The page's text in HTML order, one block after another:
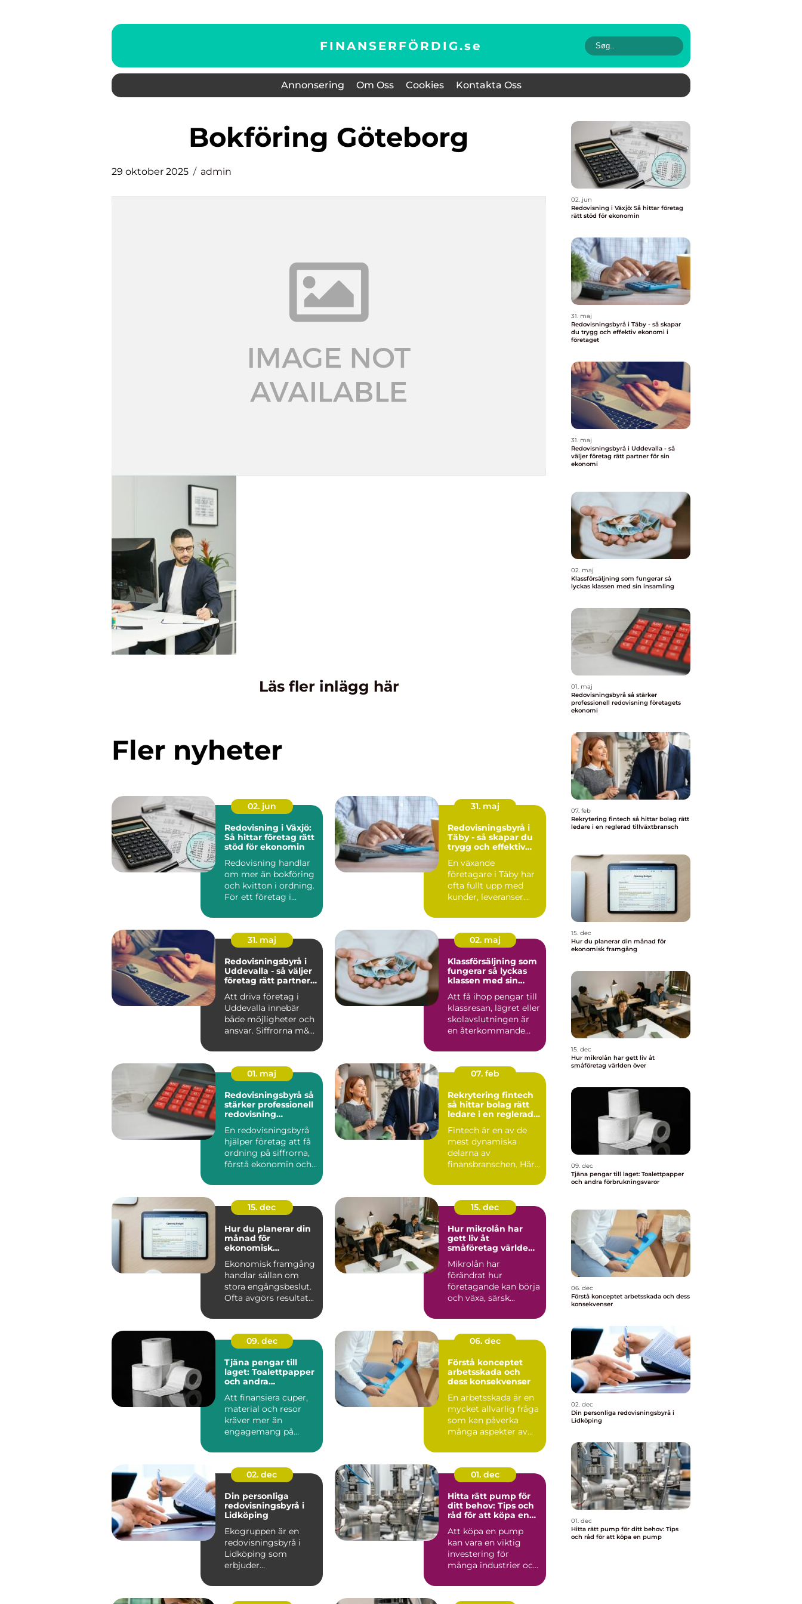
FINANSERFÖRDIG.se
Annonsering Om Oss Cookies Kontakta Oss
Bokföring Göteborg
29 oktober 2025 admin
Läs fler inlägg här
Fler nyheter
02. jun
Redovisning i Växjö:
Så hittar företag rätt
stöd för ekonomin
Redovisning handlar
om mer än bokföring
och kvitton i ordning.
För ett företag i...
31. maj
Redovisningsbyrå i
Täby - så skapar du
trygg och effektiv
En växande
företagare i Täby har
ofta fullt upp med
kunder, leveranser
31. maj
Redovisningsbyrå i
Uddevalla - så väljer
företag rätt partner
Att driva företag i
Uddevalla innebär
både möjligheter och
ansvar. Siffrorna m&...
02. maj
Klassförsäljning som
fungerar så lyckas
klassen med sin
Att få ihop pengar till
klassresan, lägret eller
skolavslutningen är
en återkommande
01. maj
Redovisningsbyrå så
stärker professionell
redovisning
En redovisningsbyrå
hjälper företag att få
ordning på siffrorna,
förstå ekonomin och
07. feb
Rekrytering fintech
så hittar bolag rätt
ledare i en reglerad
Fintech är en av de
mest dynamiska
delarna av
finansbranschen. Här
krypto, kredit,...
15. dec
Hur du planerar din
månad för
ekonomisk
Ekonomisk framgång
handlar sällan om
stora engångsbeslut.
Ofta avgörs resultat...
15. dec
Hur mikrolån har
gett liv åt
småföretag världen
Mikrolån har
förändrat hur
företagande kan börja
och växa, särsk...
09. dec
Tjäna pengar till
laget: Toalettpapper
och andra
Att finansiera cuper,
material och resor
kräver mer än
engagemang på
06. dec
Förstå konceptet
arbetsskada och
dess konsekvenser
En arbetsskada är en
mycket allvarlig fråga
som kan påverka
många aspekter av...
02. dec
Din personliga
redovisningsbyrå i
Lidköping
Ekogruppen är en
redovisningsbyrå i
Lidköping som
erbjuder
01. dec
Hitta rätt pump för
ditt behov: Tips och
råd för att köpa en
Att köpa en pump
kan vara en viktig
investering för
många industrier och
02. jun
Redovisning i Växjö: Så hittar företag
rätt stöd för ekonomin
31. maj
Redovisningsbyrå i Täby - så skapar
du trygg och effektiv ekonomi i
företaget
31. maj
Redovisningsbyrå i Uddevalla - så
väljer företag rätt partner för sin
ekonomi
02. maj
Klassförsäljning som fungerar så
lyckas klassen med sin insamling
01. maj
Redovisningsbyrå så stärker
professionell redovisning företagets
ekonomi
07. feb
Rekrytering fintech så hittar bolag rätt
ledare i en reglerad tillväxtbransch
15. dec
Hur du planerar din månad för
ekonomisk framgång
15. dec
Hur mikrolån har gett liv åt
småföretag världen över
09. dec
Tjäna pengar till laget: Toalettpapper
och andra förbrukningsvaror
06. dec
Förstå konceptet arbetsskada och dess
konsekvenser
02. dec
Din personliga redovisningsbyrå i
Lidköping
01. dec
Hitta rätt pump för ditt behov: Tips
och råd för att köpa en pump